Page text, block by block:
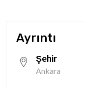
Ayrıntı
Şehir
Ankara